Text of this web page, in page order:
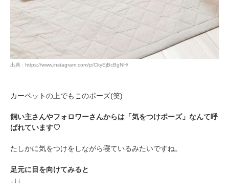
出典 : https://www.instagram.com/p/CkyEjBcBgNH/
カーペットの上でもこのポーズ(笑)
飼い主さんやフォロワーさんからは「気をつけポーズ」なんて呼
ばれています♡
たしかに気をつけをしながら寝ているみたいですね。
足元に目を向けてみると
↓↓↓
pecodogs
いぬ部をフォロー
pecocats
ねこ部をフォロー
アプリをダウンロードする